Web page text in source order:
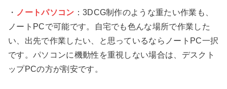
・ ノートパソコン ：3DCG制作のような重たい作業も、
ノートPCで可能です。自宅でも色んな場所で作業した
い、出先で作業したい、と思っているならノートPC一択
です。パソコンに機動性を重視しない場合は、デスクト
ップPCの方が割安です。